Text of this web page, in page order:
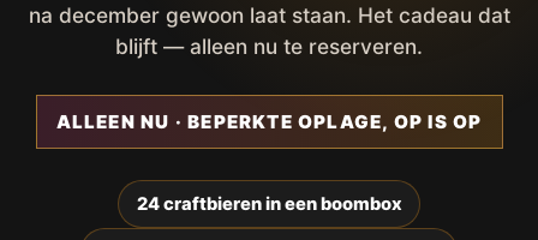
na december gewoon laat staan. Het cadeau dat
blijft — alleen nu te reserveren.
ALLEEN NU · BEPERKTE OPLAGE, OP IS OP
24 craftbieren in een boombox